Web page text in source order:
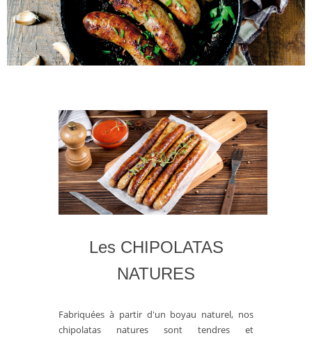
Les CHIPOLATAS
NATURES
Fabriquées à partir d'un boyau naturel, nos
chipolatas natures sont tendres et